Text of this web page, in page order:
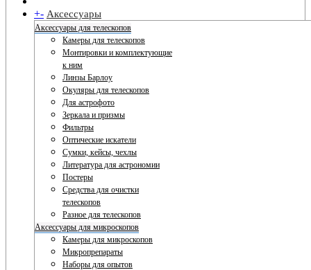
+- Аксессуары
Аксессуары для телескопов
Камеры для телескопов
Монтировки и комплектующие
к ним
Линзы Барлоу
Окуляры для телескопов
Для астрофото
Зеркала и призмы
Фильтры
Оптические искатели
Сумки, кейсы, чехлы
Литература для астрономии
Постеры
Средства для очистки
телескопов
Разное для телескопов
Аксессуары для микроскопов
Камеры для микроскопов
Микропрепараты
Наборы для опытов